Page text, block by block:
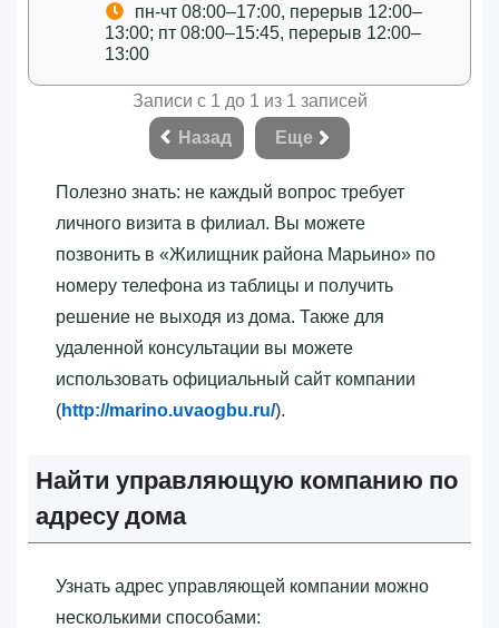
пн-чт 08:00–17:00, перерыв 12:00–
13:00; пт 08:00–15:45, перерыв 12:00–
13:00
Записи с 1 до 1 из 1 записей
Назад
Еще
Полезно знать: не каждый вопрос требует
личного визита в филиал. Вы можете
позвонить в «‎Жилищник района Марьино»‎ по
номеру телефона из таблицы и получить
решение не выходя из дома. Также для
удаленной консультации вы можете
использовать официальный сайт компании
(http://marino.uvaogbu.ru/).
Найти управляющую компанию по
адресу дома
Узнать адрес управляющей компании можно
несколькими способами: